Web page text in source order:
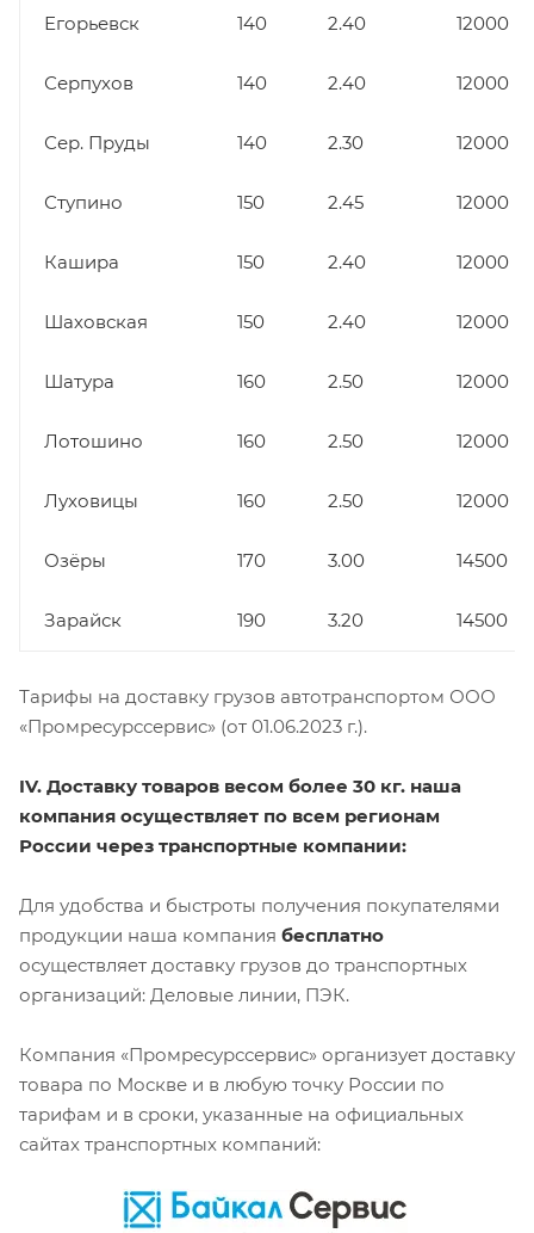
Егорьевск 140 2.40 12000
Серпухов 140 2.40 12000
Сер. Пруды 140 2.30 12000
Ступино 150 2.45 12000
Кашира 150 2.40 12000
Шаховская 150 2.40 12000
Шатура 160 2.50 12000
Лотошино 160 2.50 12000
Луховицы 160 2.50 12000
Озёры 170 3.00 14500
Зарайск 190 3.20 14500
Тарифы на доставку грузов автотранспортом ООО
«Промресурссервис» (от 01.06.2023 г.).
IV. Доставку товаров весом более 30 кг. наша
компания осуществляет по всем регионам
России через транспортные компании:
Для удобства и быстроты получения покупателями
продукции наша компания бесплатно
осуществляет доставку грузов до транспортных
организаций: Деловые линии, ПЭК.
Компания «Промресурссервис» организует доставку
товара по Москве и в любую точку России по
тарифам и в сроки, указанные на официальных
сайтах транспортных компаний: